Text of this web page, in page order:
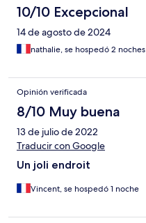
10/10 Excepcional
14 de agosto de 2024
nathalie, se hospedó 2 noches
Opinión verificada
8/10 Muy buena
13 de julio de 2022
Traducir con Google
Un joli endroit
Vincent, se hospedó 1 noche